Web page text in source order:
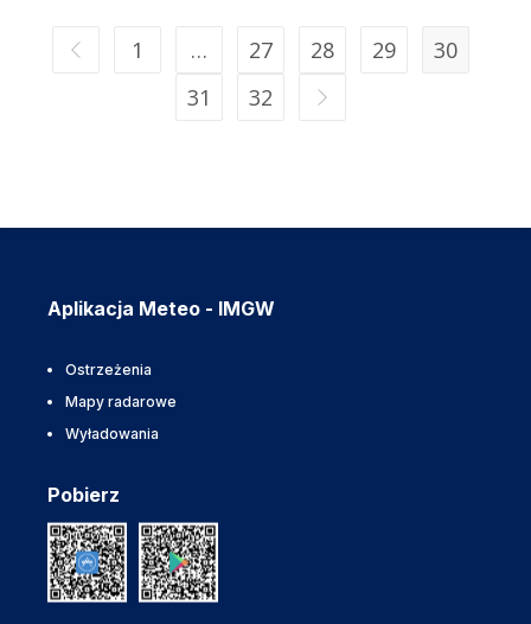
1 … 27 28 29
30
31
32
Aplikacja Meteo - IMGW
Ostrzeżenia
Mapy radarowe
Wyładowania
Pobierz